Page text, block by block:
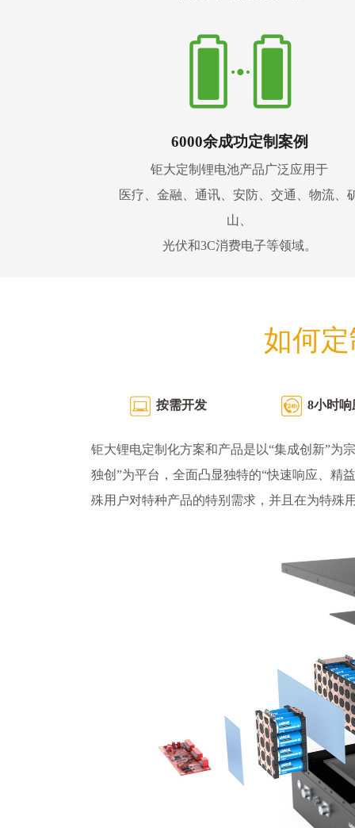
6000余成功定制案例
钜大定制锂电池产品广泛应用于
医疗、金融、通讯、安防、交通、物流、
山、
光伏和3C消费电子等领域。
如何
按需开发 8小时响
钜大锂电定制化方案和产品是以“集成创新”为
独创”为平台，全面凸显独特的“快速响应、精
殊用户对特种产品的特别需求，并且在为特殊